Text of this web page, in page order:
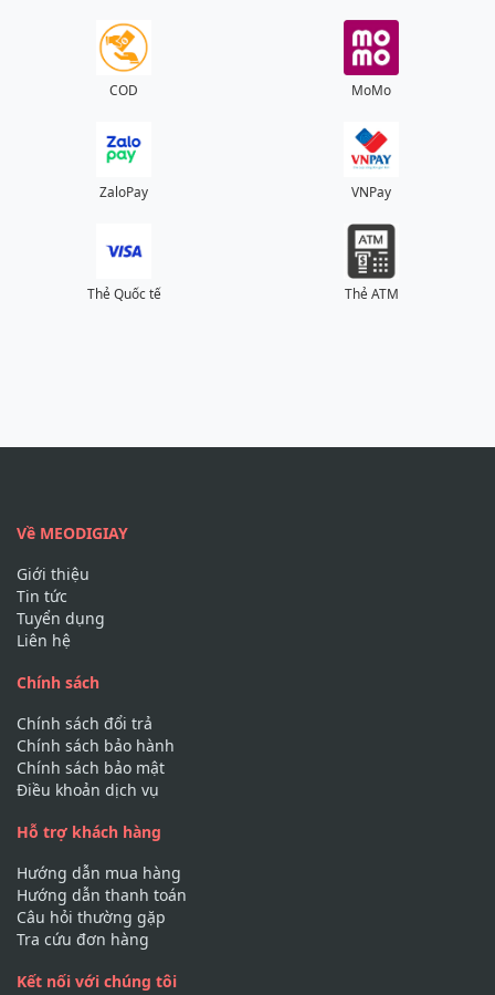
COD MoMo
ZaloPay VNPay
Thẻ Quốc tế Thẻ ATM
Về MEODIGIAY
Giới thiệu
Tin tức
Tuyển dụng
Liên hệ
Chính sách
Chính sách đổi trả
Chính sách bảo hành
Chính sách bảo mật
Điều khoản dịch vụ
Hỗ trợ khách hàng
Hướng dẫn mua hàng
Hướng dẫn thanh toán
Câu hỏi thường gặp
Tra cứu đơn hàng
Kết nối với chúng tôi